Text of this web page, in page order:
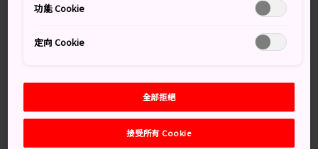
從發心門王子 (Hosshinmon Oji) 出發，途經中
邊路 (Nakahechi route) 是前往神社的傳統方式
8 月的八咫火節或熊野本宮大社的春季祭典
功能 Cookie
定向 Cookie
全部拒絕
接受所有 Cookie